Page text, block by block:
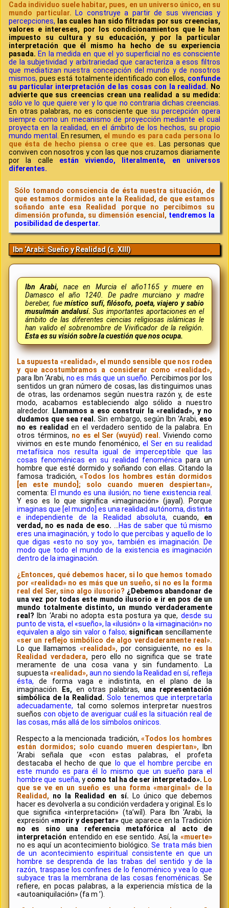
Cada individuo suele habitar, pues, en un universo único, en su
mundo particular.
Lo construye a partir de sus vivencias y
percepciones,
las cuales han sido filtradas por sus creencias,
valores e intereses, por los condicionamientos que le han
impuesto su cultura y su educación, y por la particular
interpretación que él mismo ha hecho de su experiencia
pasada. En la medida en que el yo superficial no es consciente
de la subjetividad y arbitrariedad que caracteriza a esos filtros
que mediatizan nuestra concepción del mundo y de nosotros
mismos, pues está totalmente identificado con ellos, confunde
su particular interpretación de las cosas con la realidad. No
advierte que sus creencias crean una realidad a su medida:
sólo ve lo que quiere ver y lo que no contraria dichas creencias.
En otras palabras, no es consciente que su percepción opera
siempre como un mecanismo de proyección mediante el cual
proyecta en la realidad, en el ámbito de los hechos, su propio
mundo mental.
En resumen, el mundo es para cada persona lo
que ésta de hecho piensa o cree que es. Las personas que
conviven con nosotros y con las que nos cruzamos diariamente
por la calle están viviendo, literalmente, en universos
diferentes.
Sólo tomando consciencia de ésta nuestra situación, de
que estamos dormidos ante la Realidad, de que estamos
soñando ante esa Realidad porque no percibimos su
dimensión profunda, su dimensión esencial, tendremos la
posibilidad de despertar.
Ibn ‘Arabi: Sueño y Realidad (s. XIII)
Ibn Arabi, nace en Murcia el año1165 y muere en
Damasco el año 1240. De padre murciano y madre
bereber, fue místico sufí, filósofo, poeta, viajero y sabio
musulmán andalusí. Sus importantes aportaciones en el
ámbito de las diferentes ciencias religiosas islámicas le
han valido el sobrenombre de Vivificador de la religión.
Esta es su visión sobre la cuestión que nos ocupa.
La supuesta «realidad», el mundo sensible que nos rodea
y que acostumbramos a considerar como «realidad»,
para Ibn ‘Arabi, no es más que un sueño.
Percibimos por los
sentidos un gran número de cosas, las distinguimos unas
de otras, las ordenamos según nuestra razón y, de este
modo, acabamos estableciendo algo sólido a nuestro
alrededor.
Llamamos a eso construir la «realidad», y no
dudamos que sea real.Sin embargo, según Ibn ‘Arabi, eso
no es realidad en el verdadero sentido de la palabra. En
otros términos, no es el Ser (wuyúd) real. Viviendo como
vivimos en este mundo fenoménico, el Ser en su realidad
metafísica nos resulta igual de imperceptible que las
cosas fenoménicas en su realidad fenoménica para un
hombre que esté dormido y soñando con ellas. Citando la
famosa tradición, «Todos los hombres están dormidos
[en este mundo]; solo cuando mueren despiertan»,
comenta: El mundo es una ilusión; no tiene existencia real.
Y eso es lo que significa «imaginación» (jayal). Porque
imaginas que [el mundo] es una realidad autónoma, distinta
e independiente de la Realidad absoluta, cuando, en
verdad, no es nada de eso.
Has de saber que tú mismo
eres una imaginación, y todo lo que percibas y aquello de lo
que digas «esto no soy yo», también es imaginación. De
modo que todo el mundo de la existencia es imaginación
dentro de la imaginación.
¿Entonces, qué debemos hacer, si lo que hemos tomado
por «realidad» no es más que un sueño, si no es la forma
real del Ser, sino algo ilusorio? ¿Debemos abandonar de
una vez por todas este mundo ilusorio e ir en pos de un
mundo totalmente distinto, un mundo verdaderamente
real? Ibn ‘Arabi no adopta esta postura ya que, desde su
punto de vista, el «sueño», la «ilusión» o la «imaginación» no
equivalen a algo sin valor o falso; significan sencillamente
«ser un reflejo simbólico de algo verdaderamente real».
Lo que llamamos «realidad», por consiguiente, no es la
Realidad verdadera, pero ello no significa que se trate
meramente de una cosa vana y sin fundamento. La
supuesta «realidad», aun no siendo la Realidad en sí, refleja
ésta, de forma vaga e indistinta, en el plano de la
imaginación.
Es, en otras palabras, una representación
simbólica de la Realidad. Solo tenemos que interpretarla
adecuadamente, tal como solemos interpretar nuestros
sueños con objeto de averiguar cuál es la situación real de
las cosas, más allá de los símbolos oníricos.
Respecto a la mencionada tradición, «Todos los hombres
están dormidos; solo cuando mueren despiertan», Ibn
‘Arabi señala que «con estas palabras, el profeta
destacaba el hecho de que
lo que el hombre percibe en
este mundo es para él lo mismo que un sueño para el
hombre que sueña, y como tal ha de ser interpretado». Lo
que se ve en un sueño es una forma «marginal» de la
Realidad, no la Realidad en sí. Lo único que debemos
hacer es devolverla a su condición verdadera y original. Es lo
que significa «interpretación» (ta’wíl). Para Ibn ‘Arabi, la
expresión «morir y despertar» que aparece en la Tradición
no es sino una referencia metafórica al acto de
interpretación entendido en ese sentido. Así, la «muerte»
no es aquí un acontecimiento biológico.Se trata más bien
de un acontecimiento espiritual consistente en que un
hombre se desprenda de las trabas del sentido y de la
razón, traspase los confines de lo fenoménico y vea lo que
subyace tras la membrana de las cosas fenoménicas. Se
refiere, en pocas palabras, a la experiencia mística de la
«autoaniquilación» (fa m ’).